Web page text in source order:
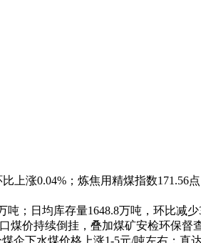
涨0.04%；炼焦用精煤指数171.56
；日均库存量1648.8万吨，环比减
煤价持续倒挂，叠加煤矿安检环保督
企下水煤价格上涨1-5元/吨左右；直